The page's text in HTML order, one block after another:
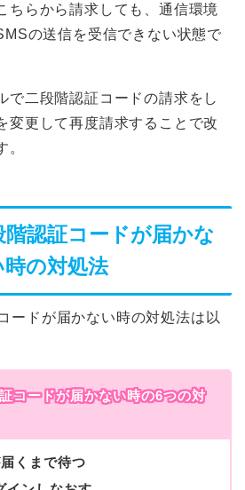
ちらから請求しても、通信環境
の送信を受信できない状態で
で二段階認証コードの請求をし
変更して再度請求することで改
。
認証コードが届かな
時の対処法
ードが届かない時の対処法は以
コードが届かない時の6つの対
くまで待つ